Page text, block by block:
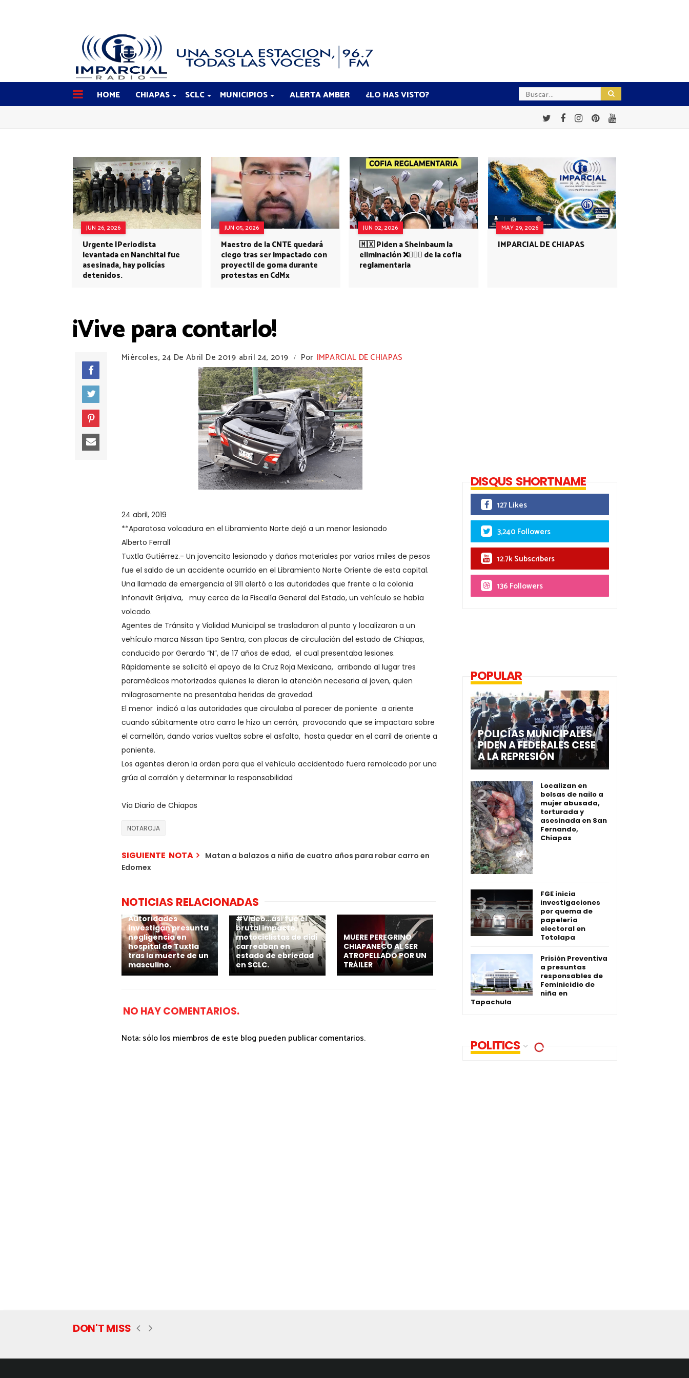
HOME CHIAPAS SCLC MUNICIPIOS ALERTA AMBER ¿LO HAS VISTO?
JUN 26, 2026
Urgente |Periodista
levantada en Nanchital fue
asesinada, hay policías
detenidos.
JUN 05, 2026
Maestro de la CNTE quedará
ciego tras ser impactado con
proyectil de goma durante
protestas en CdMx
JUN 02, 2026
🇲🇽 Piden a Sheinbaum la
eliminación ❌👩🏻‍⚕️ de la cofia
reglamentaria
MAY 29, 2026
IMPARCIAL DE CHIAPAS
¡Vive para contarlo!
Miércoles, 24 De Abril De 2019 abril 24, 2019 / Por IMPARCIAL DE CHIAPAS
24 abril, 2019
**Aparatosa volcadura en el Libramiento Norte dejó a un menor lesionado
Alberto Ferrall
Tuxtla Gutiérrez.- Un jovencito lesionado y daños materiales por varios miles de pesos
fue el saldo de un accidente ocurrido en el Libramiento Norte Oriente de esta capital.
Una llamada de emergencia al 911 alertó a las autoridades que frente a la colonia
Infonavit Grijalva, muy cerca de la Fiscalía General del Estado, un vehículo se había
volcado.
Agentes de Tránsito y Vialidad Municipal se trasladaron al punto y localizaron a un
vehículo marca Nissan tipo Sentra, con placas de circulación del estado de Chiapas,
conducido por Gerardo “N”, de 17 años de edad, el cual presentaba lesiones.
Rápidamente se solicitó el apoyo de la Cruz Roja Mexicana, arribando al lugar tres
paramédicos motorizados quienes le dieron la atención necesaria al joven, quien
milagrosamente no presentaba heridas de gravedad.
El menor indicó a las autoridades que circulaba al parecer de poniente a oriente
cuando súbitamente otro carro le hizo un cerrón, provocando que se impactara sobre
el camellón, dando varias vueltas sobre el asfalto, hasta quedar en el carril de oriente a
poniente.
Los agentes dieron la orden para que el vehículo accidentado fuera remolcado por una
grúa al corralón y determinar la responsabilidad
Vía Diario de Chiapas
NOTAROJA
SIGUIENTE NOTA
Matan a balazos a niña de cuatro años para robar carro en
Edomex
NOTICIAS RELACIONADAS
Autoridades
investigan presunta
negligencia en
hospital de Tuxtla
tras la muerte de un
masculino.
#Video…así fue el
brutal impacto,
motociclistas de didi
carreaban en
estado de ebriedad
en SCLC.
MUERE PEREGRINO
CHIAPANECO AL SER
ATROPELLADO POR UN
TRÁILER
NO HAY COMENTARIOS.
Nota: sólo los miembros de este blog pueden publicar comentarios.
DISQUS SHORTNAME
127 Likes
3,240 Followers
12.7k Subscribers
136 Followers
POPULAR
POLICÍAS MUNICIPALES
PIDEN A FEDERALES CESE
A LA REPRESIÓN
Localizan en
bolsas de nailo a
mujer abusada,
torturada y
asesinada en San
Fernando,
Chiapas
FGE inicia
investigaciones
por quema de
papelería
electoral en
Totolapa
Prisión Preventiva
a presuntas
responsables de
Feminicidio de
niña en
Tapachula
POLITICS
DON'T MISS